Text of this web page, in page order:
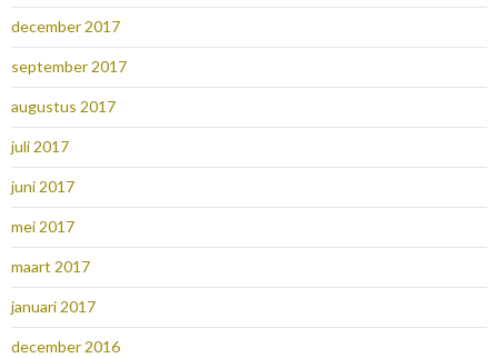
december 2017
september 2017
augustus 2017
juli 2017
juni 2017
mei 2017
maart 2017
januari 2017
december 2016